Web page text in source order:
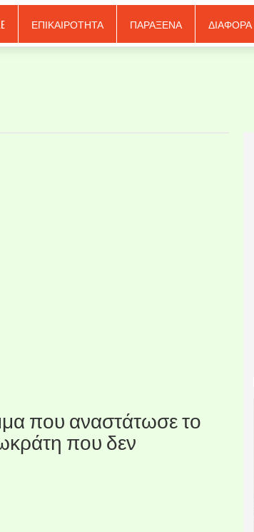
ΕΠΙΚΑΙΡΟΤΗΤΑ ΠΑΡΑΞΕΝΑ ΔΙΑΦΟΡΑ
που αναστάτωσε το
που δεν